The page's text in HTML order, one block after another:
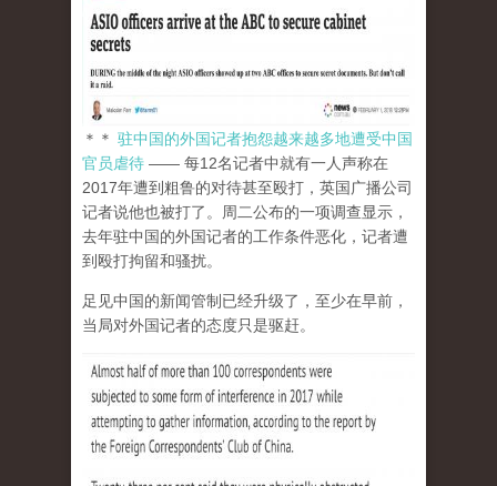
＊＊ 驻中国的外国记者抱怨越来越多地遭受中国
官员虐待 —— 每12名记者中就有一人声称在
2017年遭到粗鲁的对待甚至殴打，英国广播公司
记者说他也被打了。周二公布的一项调查显示，
去年驻中国的外国记者的工作条件恶化，记者遭
到殴打拘留和骚扰。
足见中国的新闻管制已经升级了，至少在早前，
当局对外国记者的态度只是驱赶。